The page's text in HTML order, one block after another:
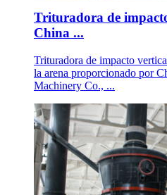
Trituradora de
China ...
Trituradora de impacto
la arena proporcionado por
Machinery Co., ...